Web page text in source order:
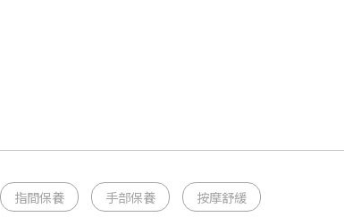
指間保養 手部保養 按摩舒緩